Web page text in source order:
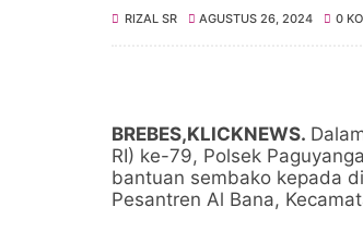
RIZAL SR AGUSTUS 26, 2024 0
BREBES,KLICKNEWS.
RI) ke-79, Polsek
bantuan sembako kepada
Pesantren Al Bana,